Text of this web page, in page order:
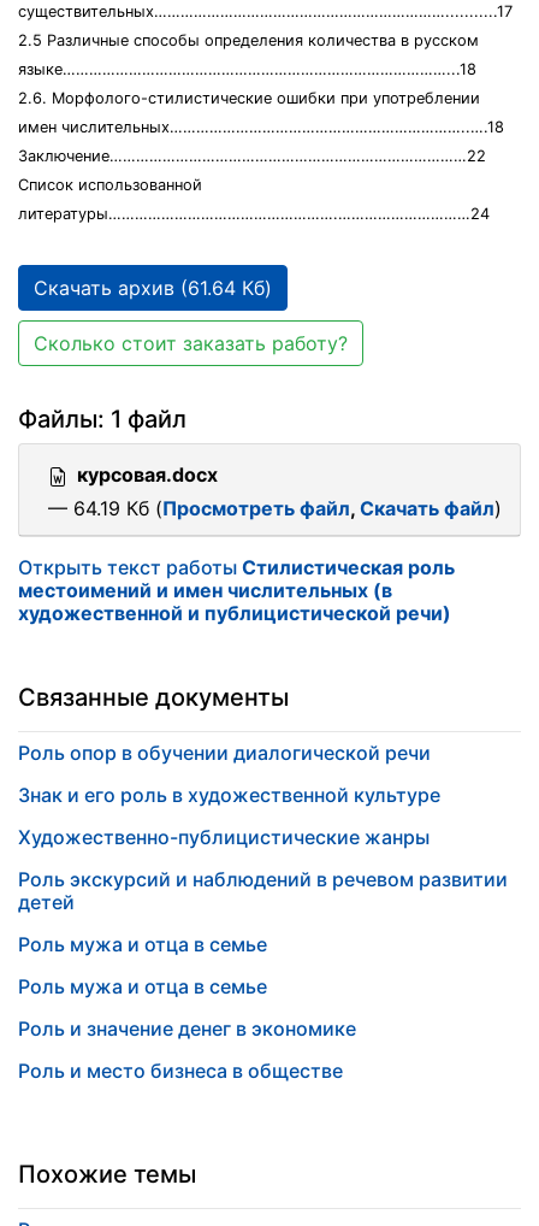
существительных…………………………………………………………...........17
2.5 Различные способы определения количества в русском
языке……………………………………………………………………………...18
2.6. Морфолого-стилистические ошибки при употреблении
имен числительных…………………………………………………………..….18
Заключение………………………………………………………………………22
Список использованной
литературы…………………………………………….…………………………24
Скачать архив (61.64 Кб)
Сколько стоит заказать работу?
Файлы: 1 файл
курсовая.docx
— 64.19 Кб (Просмотреть файл, Скачать файл)
Открыть текст работы Стилистическая роль
местоимений и имен числительных (в
художественной и публицистической речи)
Связанные документы
Роль опор в обучении диалогической речи
Знак и его роль в художественной культуре
Художественно-публицистические жанры
Роль экскурсий и наблюдений в речевом развитии
детей
Роль мужа и отца в семье
Роль мужа и отца в семье
Роль и значение денег в экономике
Роль и место бизнеса в обществе
Похожие темы